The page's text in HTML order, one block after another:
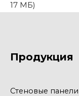
17 МБ)
Продукция
Стеновые